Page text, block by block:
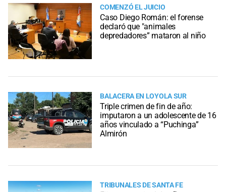
COMENZÓ EL JUICIO
Caso Diego Román: el forense
declaró que "animales
depredadores” mataron al niño
BALACERA EN LOYOLA SUR
Triple crimen de fin de año:
imputaron a un adolescente de 16
años vinculado a “Puchinga”
Almirón
TRIBUNALES DE SANTA FE